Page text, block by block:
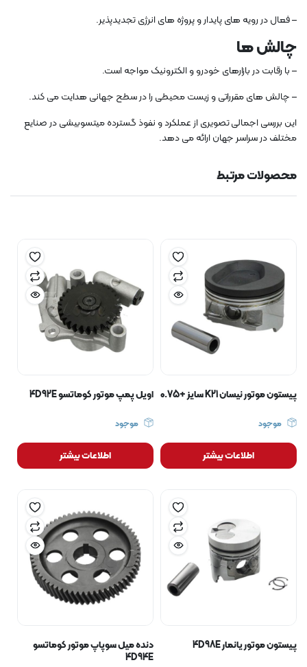
– فعال در رویه های پایدار و پروژه های انرژی تجدیدپذیر.
چالش ها
– با رقابت در بازارهای خودرو و الکترونیک مواجه است.
– چالش های مقرراتی و زیست محیطی را در سطح جهانی هدایت می کند.
این بررسی اجمالی تصویری از عملکرد و نفوذ گسترده میتسوبیشی در صنایع
مختلف در سراسر جهان ارائه می دهد.
محصولات مرتبط
پیستون موتور نیسان K21 سایز +0.75
موجود
اطلاعات بیشتر
اویل پمپ موتور کوماتسو 4D92E
موجود
اطلاعات بیشتر
پیستون موتور یانمار 4D98E
دنده میل سوپاپ موتور کوماتسو
4D94E